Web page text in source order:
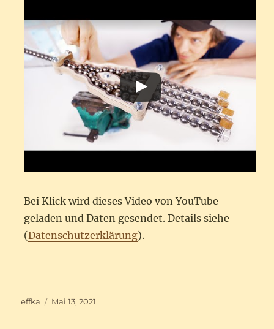
Bei Klick wird dieses Video von YouTube
geladen und Daten gesendet. Details siehe
(Datenschutzerklärung).
Autor
effka
Veröffentlicht
Mai 13, 2021